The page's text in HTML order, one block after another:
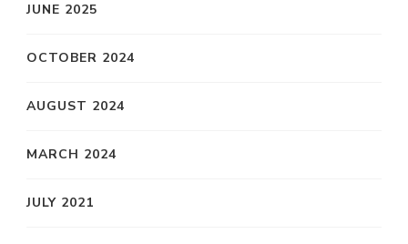
JUNE 2025
OCTOBER 2024
AUGUST 2024
MARCH 2024
JULY 2021